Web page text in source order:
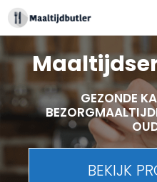
Spring
naar
inhoud
GEZONDE
BEKIJK